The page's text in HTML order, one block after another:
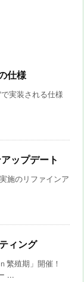
仕様
実装される仕様
ップデート
施のリファインア
ィング
繁殖期」開催！
...